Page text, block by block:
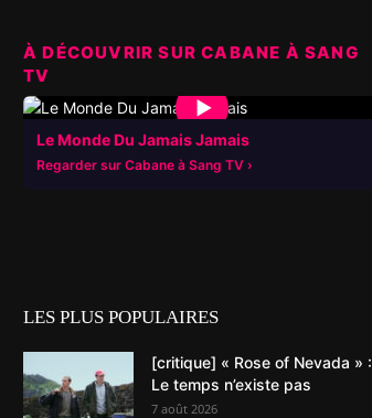
À DÉCOUVRIR SUR CABANE À SANG
TV
▶
Le Monde Du Jamais Jamais
Regarder sur Cabane à Sang TV
LES PLUS POPULAIRES
[critique] « Rose of Nevada » :
Le temps n’existe pas
7 août 2026